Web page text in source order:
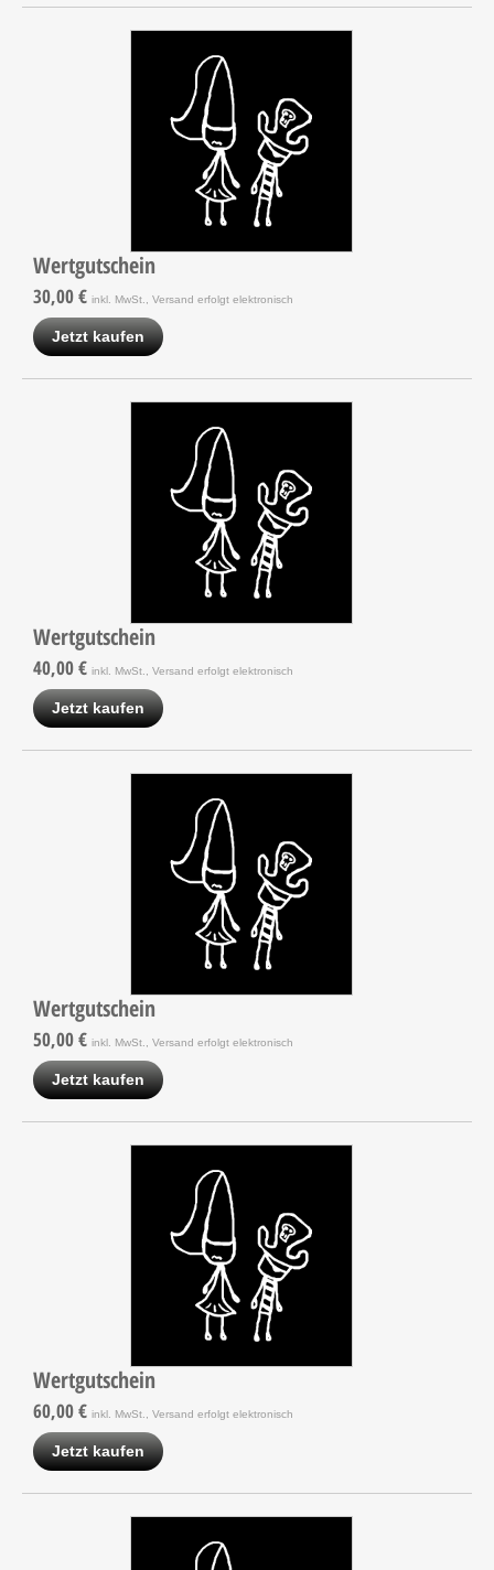
Wertgutschein
30,00 € inkl. MwSt., Versand erfolgt elektronisch
Jetzt kaufen
Wertgutschein
40,00 € inkl. MwSt., Versand erfolgt elektronisch
Jetzt kaufen
Wertgutschein
50,00 € inkl. MwSt., Versand erfolgt elektronisch
Jetzt kaufen
Wertgutschein
60,00 € inkl. MwSt., Versand erfolgt elektronisch
Jetzt kaufen